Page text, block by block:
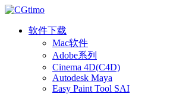
软件下载
Mac软件
Adobe系列
Cinema 4D(C4D)
Autodesk Maya
Easy Paint Tool SAI